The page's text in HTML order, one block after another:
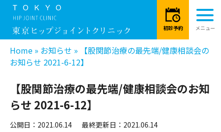
Home » お知らせ »
【股関節治療の最先端/健康相談会の
お知らせ 2021-6-12】
【股関節治療の最先端/健康相談会のお知
らせ 2021-6-12】
公開日：2021.06.14 最終更新日：2021.06.14